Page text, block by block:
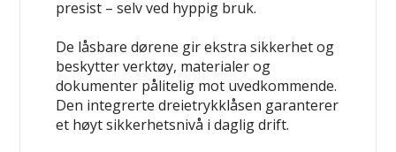
presist – selv ved hyppig bruk.
De låsbare dørene gir ekstra sikkerhet og
beskytter verktøy, materialer og
dokumenter pålitelig mot uvedkommende.
Den integrerte dreietrykklåsen garanterer
et høyt sikkerhetsnivå i daglig drift.